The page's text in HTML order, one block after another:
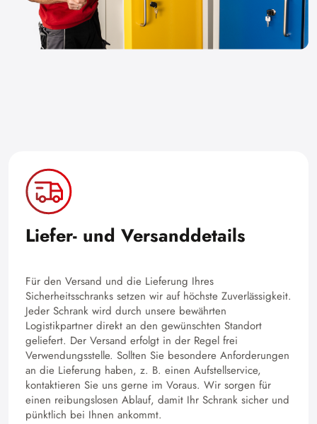
Liefer- und Versanddetails
Für den Versand und die Lieferung Ihres
Sicherheitsschranks setzen wir auf höchste Zuverlässigkeit.
Jeder Schrank wird durch unsere bewährten
Logistikpartner direkt an den gewünschten Standort
geliefert. Der Versand erfolgt in der Regel frei
Verwendungsstelle. Sollten Sie besondere Anforderungen
an die Lieferung haben, z. B. einen Aufstellservice,
kontaktieren Sie uns gerne im Voraus. Wir sorgen für
einen reibungslosen Ablauf, damit Ihr Schrank sicher und
pünktlich bei Ihnen ankommt.